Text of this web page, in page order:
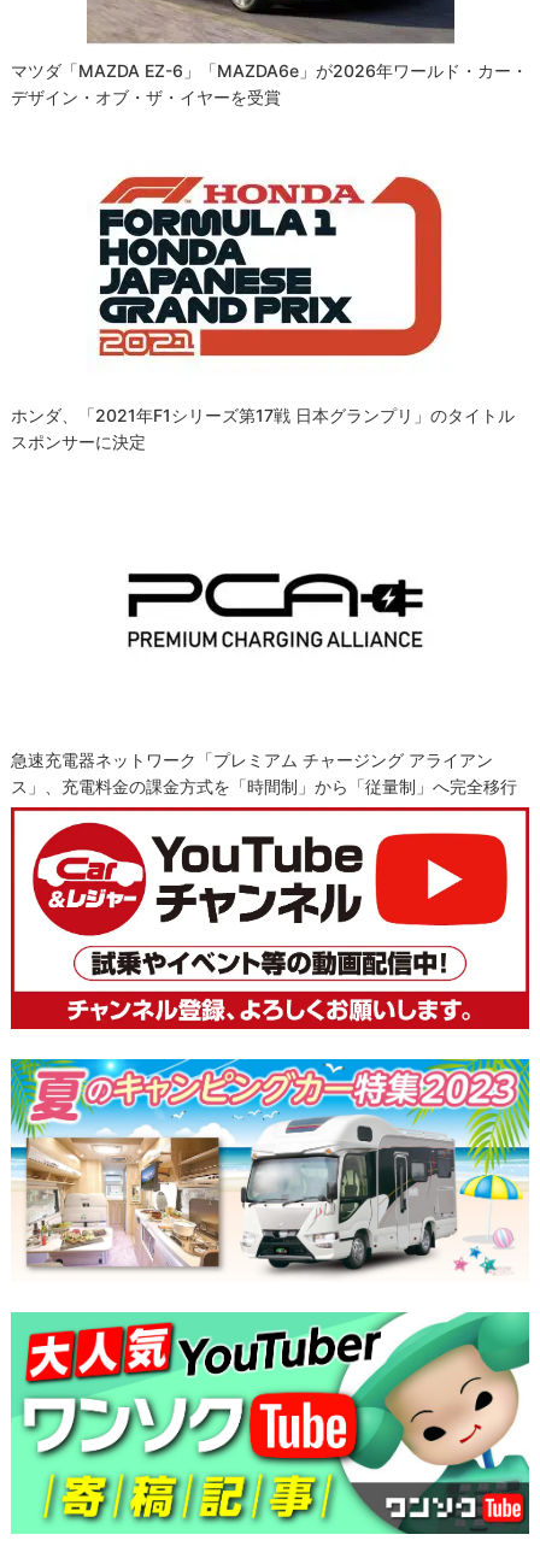
マツダ「MAZDA EZ-6」「MAZDA6e」が2026年ワールド・カー・
デザイン・オブ・ザ・イヤーを受賞
ホンダ、「2021年F1シリーズ第17戦 日本グランプリ」のタイトル
スポンサーに決定
急速充電器ネットワーク「プレミアム チャージング アライアン
ス」、充電料金の課金方式を「時間制」から「従量制」へ完全移行